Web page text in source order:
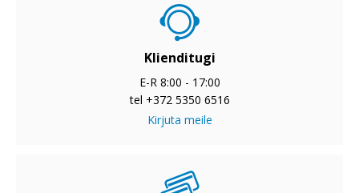
Klienditugi
E-R 8:00 - 17:00
tel +372 5350 6516
Kirjuta meile